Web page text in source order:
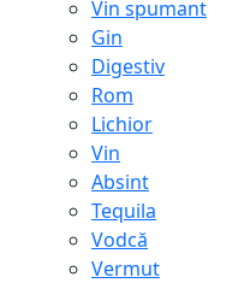
Vin spumant
Gin
Digestiv
Rom
Lichior
Vin
Absint
Tequila
Vodcă
Vermut